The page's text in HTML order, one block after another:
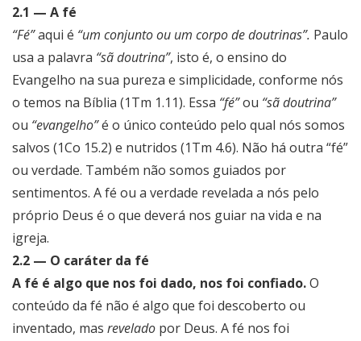
2.1 — A fé
“Fé”aqui é “um conjunto ou um corpo de doutrinas”. Paulo
usa a palavra “sã doutrina”, isto é, o ensino do
Evangelho na sua pureza e simplicidade, conforme nós
o temos na Bíblia (1Tm 1.11). Essa “fé”ou “sã doutrina”
ou “evangelho”é o único conteúdo pelo qual nós somos
salvos (1Co 15.2) e nutridos (1Tm 4.6). Não há outra “fé”
ou verdade. Também não somos guiados por
sentimentos. A fé ou a verdade revelada a nós pelo
próprio Deus é o que deverá nos guiar na vida e na
igreja.
2.2 — O caráter da fé
A fé é algo que nos foi dado, nos foi confiado.O
conteúdo da fé não é algo que foi descoberto ou
inventado, mas revelado por Deus. A fé nos foi